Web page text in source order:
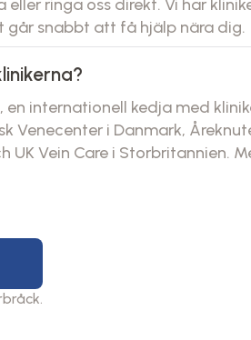
eller ringa oss direkt. Vi har
går snabbt att få hjälp nära dig.
en internationell kedja med
Venecenter i Danmark,
UK Vein Care i Storbritannien.